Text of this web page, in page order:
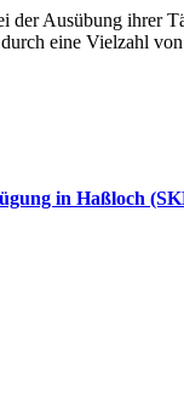
Ausübung ihrer
eine Vielzahl
in Haßloch